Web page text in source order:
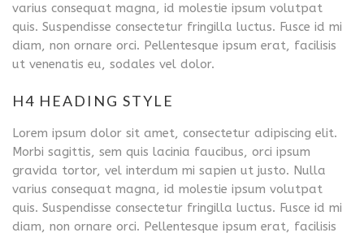
varius consequat magna, id molestie ipsum volutpat
quis. Suspendisse consectetur fringilla luctus. Fusce id mi
diam, non ornare orci. Pellentesque ipsum erat, facilisis
ut venenatis eu, sodales vel dolor.
H4 HEADING STYLE
Lorem ipsum dolor sit amet, consectetur adipiscing elit.
Morbi sagittis, sem quis lacinia faucibus, orci ipsum
gravida tortor, vel interdum mi sapien ut justo. Nulla
varius consequat magna, id molestie ipsum volutpat
quis. Suspendisse consectetur fringilla luctus. Fusce id mi
diam, non ornare orci. Pellentesque ipsum erat, facilisis